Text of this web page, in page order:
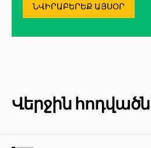
ՆՎԻՐԱԲԵՐԵՔ ԱՅՍՕՐ
Վերջին